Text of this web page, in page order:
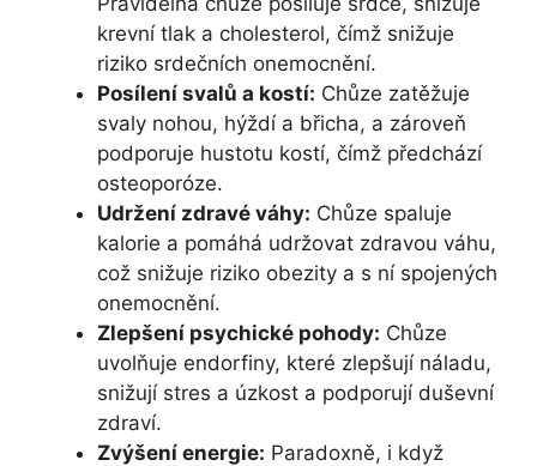
krevní tlak a cholesterol, čímž snižuje
riziko srdečních onemocnění.
Posílení svalů a kostí: Chůze zatěžuje
svaly nohou, hýždí a břicha, a zároveň
podporuje hustotu kostí, čímž předchází
osteoporóze.
Udržení zdravé váhy: Chůze spaluje
kalorie a pomáhá udržovat zdravou váhu,
což snižuje riziko obezity a s ní spojených
onemocnění.
Zlepšení psychické pohody: Chůze
uvolňuje endorfiny, které zlepšují náladu,
snižují stres a úzkost a podporují duševní
zdraví.
Zvýšení energie: Paradoxně, i když